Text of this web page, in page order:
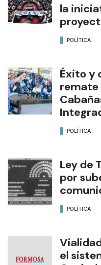
la
POLÍTICA
Éxito y
remate
POLÍTICA
Ley de
por
POLÍTICA
el